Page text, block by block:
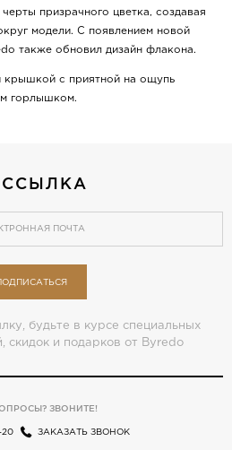
призрачного цветка, создавая
модели. С появлением новой
также обновил дизайн флакона.
крышкой с приятной на ощупь
горлышком.
ПОДПИСАТЬСЯ
будьте в курсе специальных
скидок и подарков от Byredo
ЗВОНИТЕ!
20 ЗАКАЗАТЬ ЗВОНОК